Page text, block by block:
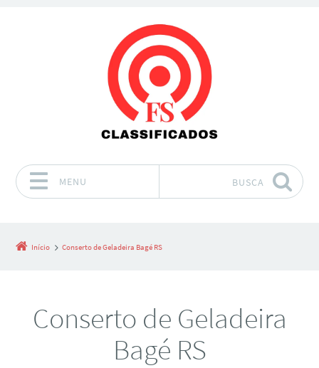
MENU BUSCA
Início Conserto de Geladeira Bagé RS
Conserto de Geladeira
Bagé RS